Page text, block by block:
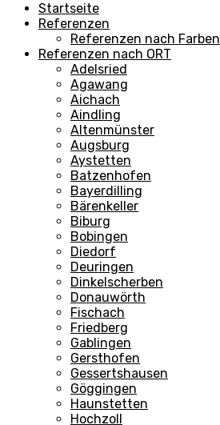
Startseite
Referenzen
Referenzen nach Farben
Referenzen nach ORT
Adelsried
Agawang
Aichach
Aindling
Altenmünster
Augsburg
Aystetten
Batzenhofen
Bayerdilling
Bärenkeller
Biburg
Bobingen
Diedorf
Deuringen
Dinkelscherben
Donauwörth
Fischach
Friedberg
Gablingen
Gersthofen
Gessertshausen
Göggingen
Haunstetten
Hochzoll